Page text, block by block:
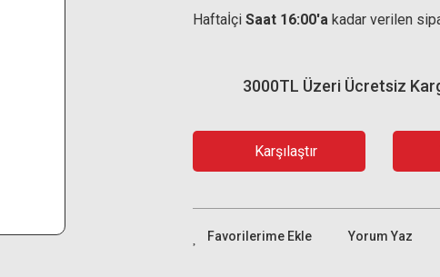
Haftaİçi Saat 16:00'a kadar verilen
3000TL Üzeri Ücretsiz
Karşılaştır
Yorum Yaz